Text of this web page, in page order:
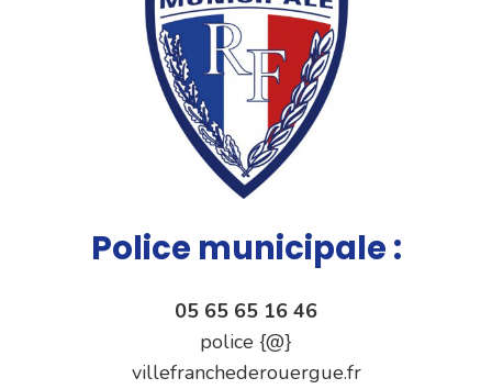
Police municipale :
05 65 65 16 46
police {@}
villefranchederouergue.fr